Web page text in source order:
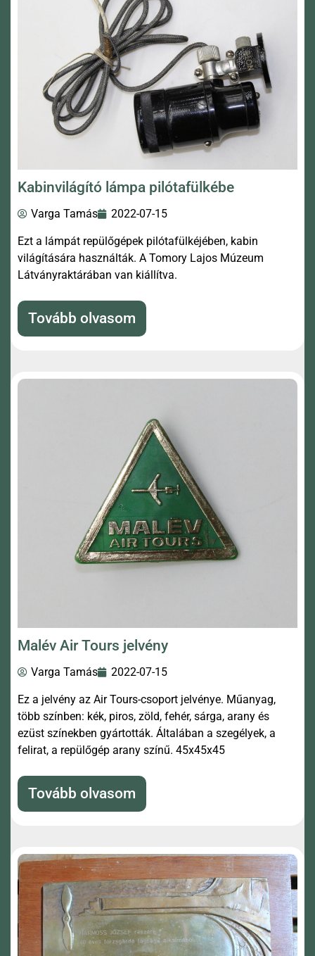
Kabinvilágító lámpa pilótafülkébe
Varga Tamás 2022-07-15
Ezt a lámpát repülőgépek pilótafülkéjében, kabin
világítására használták. A Tomory Lajos Múzeum
Látványraktárában van kiállítva.
Tovább olvasom
Malév Air Tours jelvény
Varga Tamás 2022-07-15
Ez a jelvény az Air Tours-csoport jelvénye. Műanyag,
több színben: kék, piros, zöld, fehér, sárga, arany és
ezüst színekben gyártották. Általában a szegélyek, a
felirat, a repülőgép arany színű. 45x45x45
Tovább olvasom